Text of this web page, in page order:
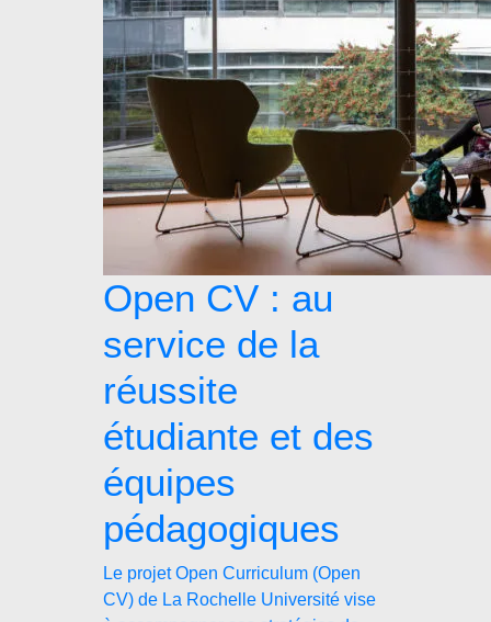
Open CV : au
service de la
réussite
étudiante et des
équipes
pédagogiques
Le projet Open Curriculum (Open
CV) de La Rochelle Université vise